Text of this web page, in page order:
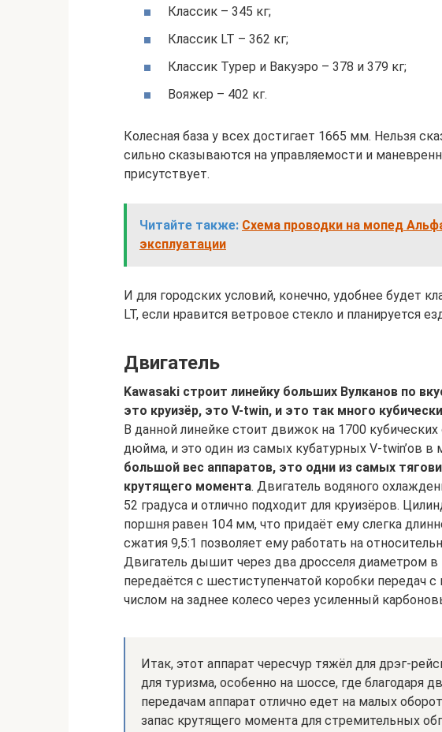
Классик – 345 кг;
Классик LT – 362 кг;
Классик Турер и Вакуэро – 378 и 379 кг;
Вояжер – 402 кг.
Колесная база у всех достигает 1665 мм. Нельзя
сильно сказываются на управляемости и
присутствует.
Читайте также: Схема проводки на мопед
эксплуатации
И для городских условий, конечно, удобнее будет
LT, если нравится ветровое стекло и планируется
Двигатель
Kawasaki строит линейку больших Вулканов по
это круизёр, это V-twin, и это так много
В данной линейке стоит движок на 1700
дюйма, и это один из самых кубатурных V-twin’ов в
большой вес аппаратов, это одни из самых
крутящего момента. Двигатель водяного
52 градуса и отлично подходит для круизёров.
поршня равен 104 мм, что придаёт ему слегка
сжатия 9,5:1 позволяет ему работать на
Двигатель дышит через два дросселя диаметром
передаётся с шестиступенчатой коробки
числом на заднее колесо через усиленный
Итак, этот аппарат чересчур тяжёл для дрэг-
для туризма, особенно на шоссе, где
передачам аппарат отлично едет на малых
запас крутящего момента для стремительных